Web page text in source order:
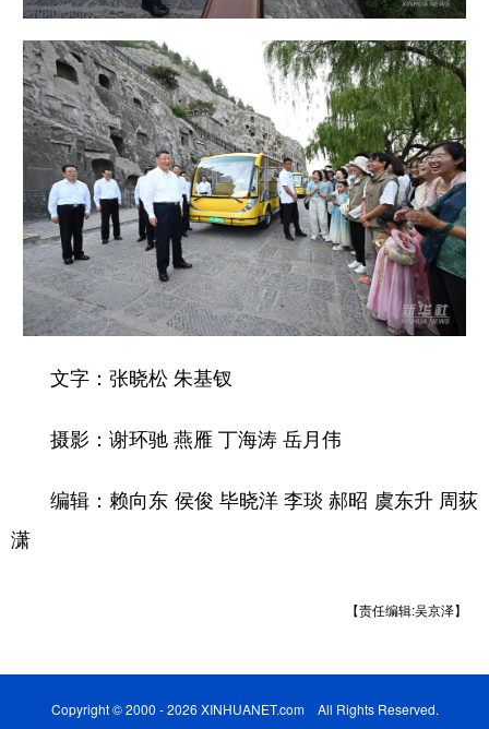
文字：张晓松 朱基钗
摄影：谢环驰 燕雁 丁海涛 岳月伟
编辑：赖向东 侯俊 毕晓洋 李琰 郝昭 虞东升 周荻
潇
【责任编辑:吴京泽】
Copyright © 2000 - 2026 XINHUANET.com All Rights Reserved.